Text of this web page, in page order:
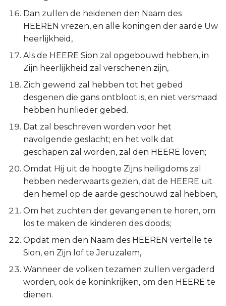
2 Johannes
3 Johannes
Judas
Openbaring
Dan zullen de heidenen den Naam des
HEEREN vrezen, en alle koningen der aarde Uw
heerlijkheid,
Als de HEERE Sion zal opgebouwd hebben, in
Zijn heerlijkheid zal verschenen zijn,
Zich gewend zal hebben tot het gebed
desgenen die gans ontbloot is, en niet versmaad
hebben hunlieder gebed.
Dat zal beschreven worden voor het
navolgende geslacht; en het volk dat
geschapen zal worden, zal den HEERE loven;
Omdat Hij uit de hoogte Zijns heiligdoms zal
hebben nederwaarts gezien, dat de HEERE uit
den hemel op de aarde geschouwd zal hebben,
Om het zuchten der gevangenen te horen, om
los te maken de kinderen des doods;
Opdat men den Naam des HEEREN vertelle te
Sion, en Zijn lof te Jeruzalem,
Wanneer de volken tezamen zullen vergaderd
worden, ook de koninkrijken, om den HEERE te
dienen.